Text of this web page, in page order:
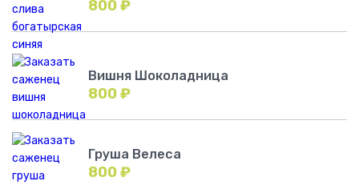
800₽
Вишня Шоколадница
800₽
Груша Велеса
800₽